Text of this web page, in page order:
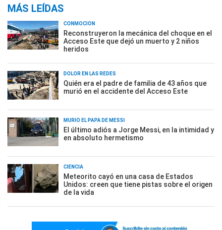
MÁS LEÍDAS
CONMOCIÓN
Reconstruyeron la mecánica del choque en el
Acceso Este que dejó un muerto y 2 niños
heridos
DOLOR EN LAS REDES
Quién era el padre de familia de 43 años que
murió en el accidente del Acceso Este
MURIÓ EL PAPÁ DE MESSI
El último adiós a Jorge Messi, en la intimidad y
en absoluto hermetismo
CIENCIA
Meteorito cayó en una casa de Estados
Unidos: creen que tiene pistas sobre el origen
de la vida